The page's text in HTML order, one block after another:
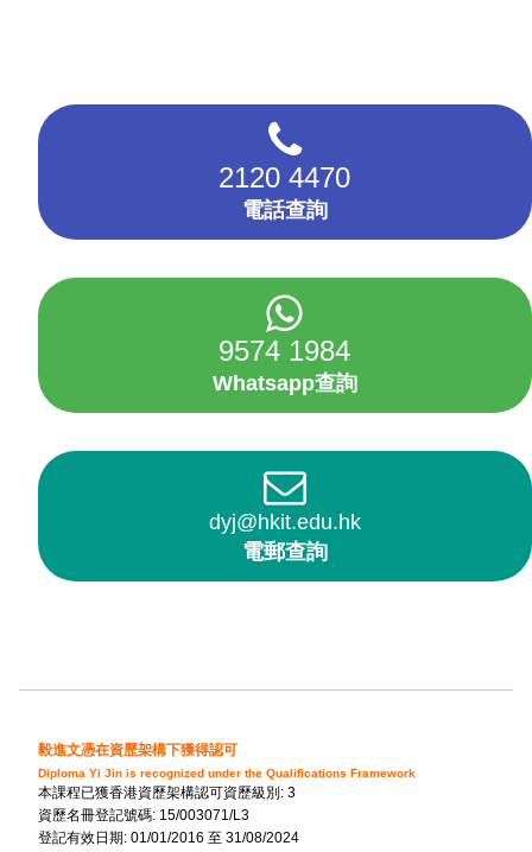
2120 4470
電話查詢
9574 1984
Whatsapp查詢
dyj@hkit.edu.hk
電郵查詢
毅進文憑在資歷架構下獲得認可
Diploma Yi Jin is recognized under the Qualifications Framework
本課程已獲香港資歷架構認可資歷級別: 3
資歷名冊登記號碼: 15/003071/L3
登記有效日期: 01/01/2016 至 31/08/2024